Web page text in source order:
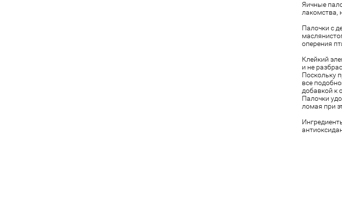
Яичные
лакомства,
Палочки с
оперения
Клейкий
и не
Поскольку
все
добавкой к
Палочки
ломая при